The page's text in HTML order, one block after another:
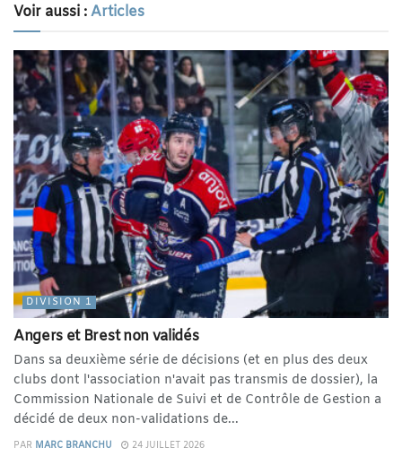
Voir aussi :Articles
DIVISION 1
Angers et Brest non validés
Dans sa deuxième série de décisions (et en plus des deux
clubs dont l'association n'avait pas transmis de dossier), la
Commission Nationale de Suivi et de Contrôle de Gestion a
décidé de deux non-validations de...
PAR MARC BRANCHU 24 JUILLET 2026